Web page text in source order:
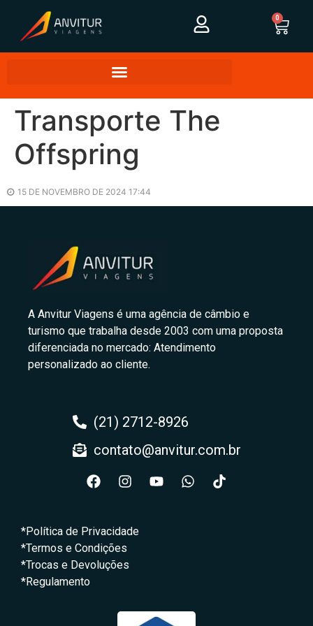
0
Transporte The
Offspring
15 DE NOVEMBRO DE 2024 17:44
A Anvitur Viagens é uma agência de câmbio e
turismo que trabalha desde 2003 com uma proposta
diferenciada no mercado: Atendimento
personalizado ao cliente.
(21) 2712-8926
contato@anvitur.com.br
*Política de Privacidade
*Termos e Condições
*Trocas e Devoluções
*Regulamento